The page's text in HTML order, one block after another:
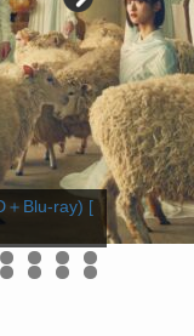
＋Blu-ray) [
＋Blu-ray) [
＋Blu-ray) [
＋Blu-ray) [
(通常盤)
[ 櫻坂46 ]
0 1 2 3
3 4 5 6